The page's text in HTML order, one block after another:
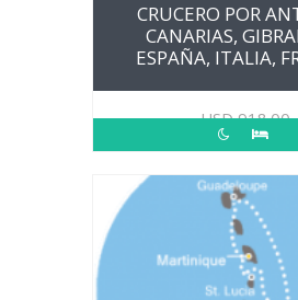
CRUCERO POR
CANARIAS,
ESPAÑA, ITALIA,
USD918.00